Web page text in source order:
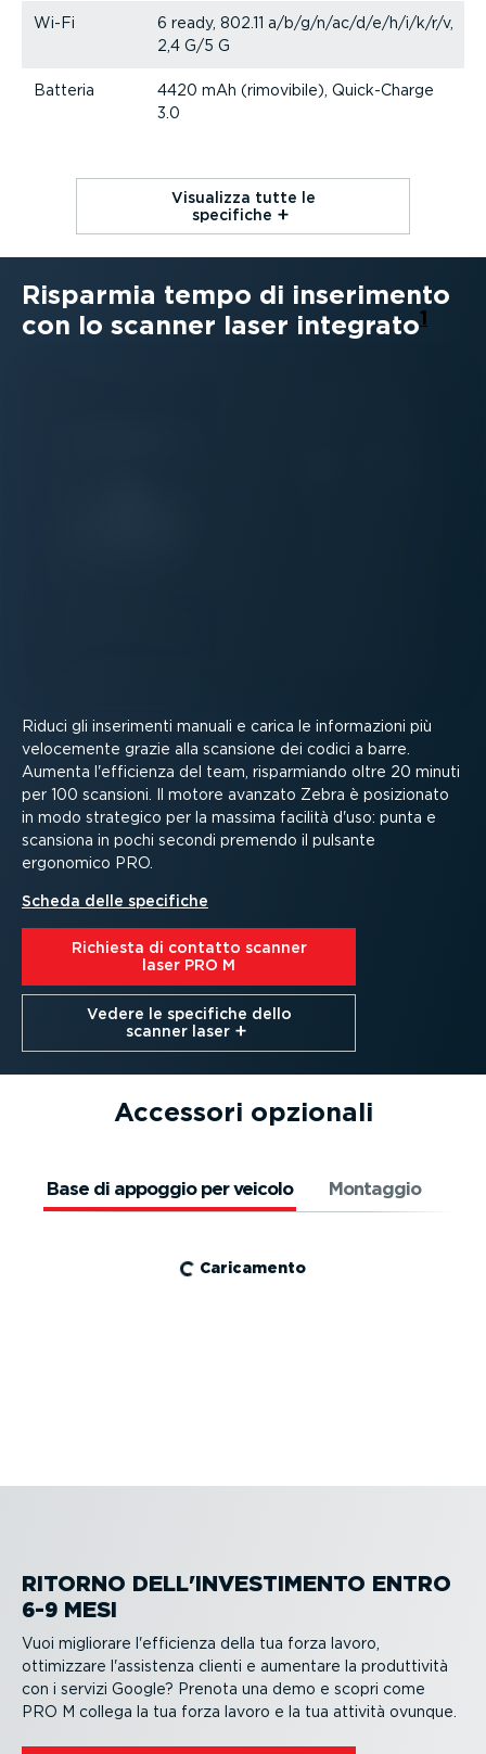
Wi-Fi
6 ready, 802.11 a/b/g/n/ac/d/e/h/i/k/r/v,
2,4 G/5 G
Batteria
4420 mAh (rimovibile), Quick-­Charge
3.0
Visualizza tutte le
specifiche⁠
Risparmia tempo di inserimento
con lo scanner laser integrato1
Riduci gli inserimenti manuali e carica le infor­ma­zioni più
velocemente grazie alla scansione dei codici a barre.
Aumenta l'efficienza del team, rispar­miando oltre 20 minuti
per 100 scansioni. Il motore avanzato Zebra è posizionato
in modo strategico per la massima facilità d'uso: punta e
scansiona in pochi secondi premendo il pulsante
ergonomico PRO.
Scheda delle specifiche
Richiesta di contatto scanner
laser PRO M
Vedere le specifiche dello
scanner laser⁠
Accessori opzionali
Base di appoggio per veicolo Montaggio
Caricamento
RITORNO DELL'INVESTI­MENTO ENTRO
6-9 MESI
Vuoi migliorare l'efficienza della tua forza lavoro,
ottimizzare l'assistenza clienti e aumentare la produt­tività
con i servizi Google? Prenota una demo e scopri come
PRO M collega la tua forza lavoro e la tua attività ovunque.